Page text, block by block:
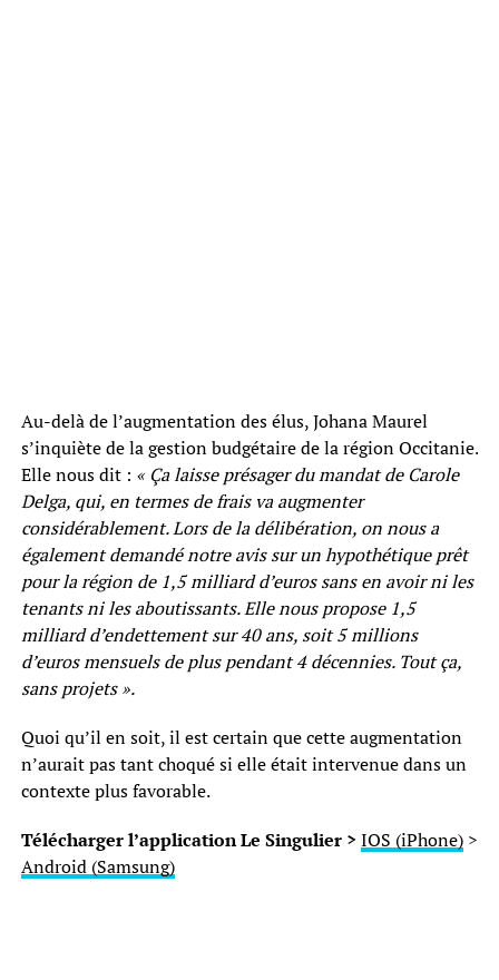
Au-delà de l’augmentation des élus, Johana Maurel
s’inquiète de la gestion budgétaire de la région Occitanie.
Elle nous dit : « Ça laisse présager du mandat de Carole
Delga, qui, en termes de frais va augmenter
considérablement. Lors de la délibération, on nous a
également demandé notre avis sur un hypothétique prêt
pour la région de 1,5 milliard d’euros sans en avoir ni les
tenants ni les aboutissants. Elle nous propose 1,5
milliard d’endettement sur 40 ans, soit 5 millions
d’euros mensuels de plus pendant 4 décennies. Tout ça,
sans projets ».
Quoi qu’il en soit, il est certain que cette augmentation
n’aurait pas tant choqué si elle était intervenue dans un
contexte plus favorable.
Télécharger l’application Le Singulier > IOS (iPhone)>
Android (Samsung)